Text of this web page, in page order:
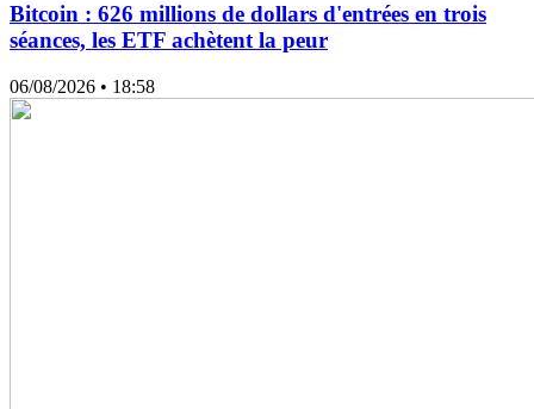
Bitcoin : 626 millions de dollars d'entrées en trois
séances, les ETF achètent la peur
06/08/2026 • 18:58